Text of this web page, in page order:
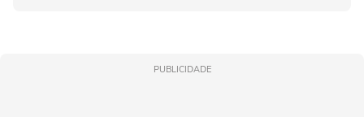
PUBLICIDADE